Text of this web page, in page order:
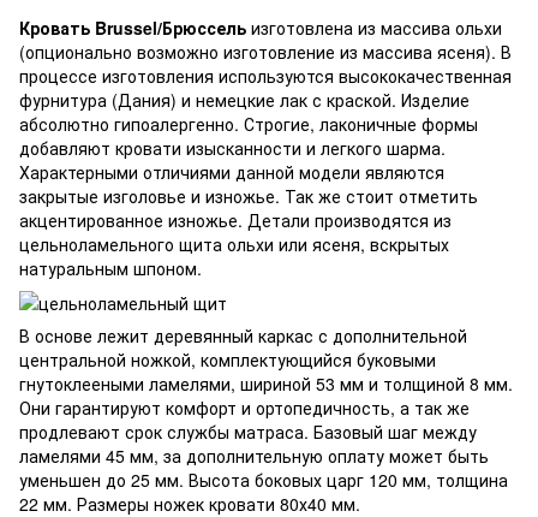
Кровать Brussel/Брюссель изготовлена из массива ольхи
(опционально возможно изготовление из массива ясеня). В
процессе изготовления используются высококачественная
фурнитура (Дания) и немецкие лак с краской. Изделие
абсолютно гипоалергенно. Строгие, лаконичные формы
добавляют кровати изысканности и легкого шарма.
Характерными отличиями данной модели являются
закрытые изголовье и изножье. Так же стоит отметить
акцентированное изножье. Детали производятся из
цельноламельного щита ольхи или ясеня, вскрытых
натуральным шпоном.
В основе лежит деревянный каркас с дополнительной
центральной ножкой, комплектующийся буковыми
гнутоклееными ламелями, шириной 53 мм и толщиной 8 мм.
Они гарантируют комфорт и ортопедичность, а так же
продлевают срок службы матраса. Базовый шаг между
ламелями 45 мм, за дополнительную оплату может быть
уменьшен до 25 мм. Высота боковых царг 120 мм, толщина
22 мм. Размеры ножек кровати 80х40 мм.